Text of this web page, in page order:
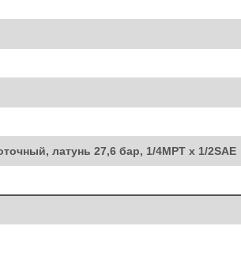
латунь 27,6 бар, 1/4MPT x 1/2SAE